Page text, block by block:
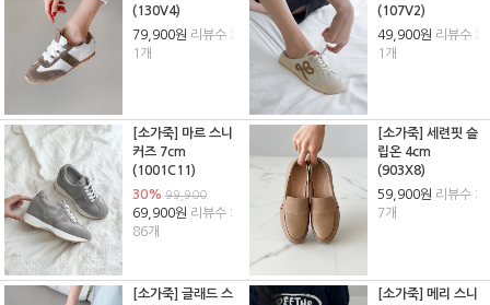
(130V4)
79,900원 리뷰수 :
1개
(107V2)
49,900원 리뷰수 :
1개
[소가죽] 마르 스니
커즈 7cm
(1001C11)
30%99,900
69,900원 리뷰수 :
86개
[소가죽] 세련핏 슬
립온 4cm
(903X8)
59,900원 리뷰수 :
7개
[소가죽] 글래드 스
[소가죽] 메리 스니